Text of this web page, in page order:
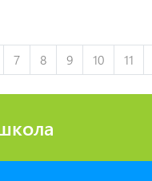
7 8 9 10 11